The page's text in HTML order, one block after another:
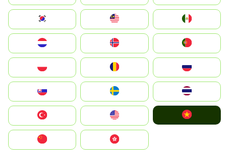
South Korea
United States
中國香港特別行政區